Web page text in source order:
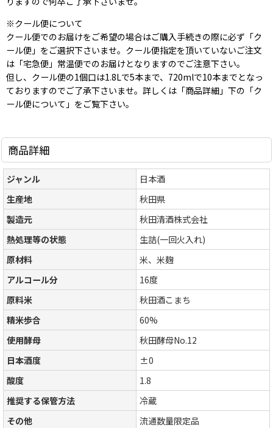
※クール便について
クール便でのお届けをご希望の場合はご購入手続きの際に必ず「ク
ール便」をご選択下さいませ。クール便指定を頂いていないご注文
は「宅急便」常温便でのお届けとなりますのでご注意下さい。
但し、クール便の1個口は1.8Lで5本まで、720mlで10本までとなっ
ておりますのでご了承下さいませ。詳しくは「商品詳細」下の「ク
ール便について」をご覧下さい。
商品詳細
ジャンル
日本酒
生産地
秋田県
製造元
秋田清酒株式会社
熱処理等の状態
生詰(一回火入れ)
原材料
米、米麹
アルコール分
16度
原料米
秋田酒こまち
精米歩合
60%
使用酵母
秋田酵母No.12
日本酒度
±0
酸度
1.8
推奨する保管方法
冷蔵
その他
流通数量限定品